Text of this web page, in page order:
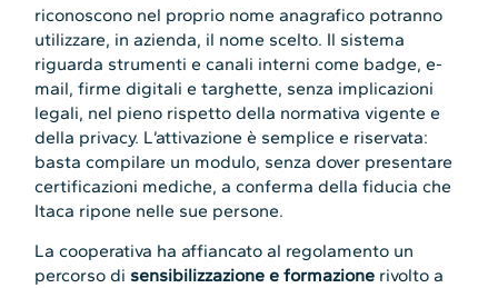
riconoscono nel proprio nome anagrafico potranno
utilizzare, in azienda, il nome scelto. Il sistema
riguarda strumenti e canali interni come badge, e-
mail, firme digitali e targhette, senza implicazioni
legali, nel pieno rispetto della normativa vigente e
della privacy. L’attivazione è semplice e riservata:
basta compilare un modulo, senza dover presentare
certificazioni mediche, a conferma della fiducia che
Itaca ripone nelle sue persone.
La cooperativa ha affiancato al regolamento un
percorso di sensibilizzazione e formazione rivolto a